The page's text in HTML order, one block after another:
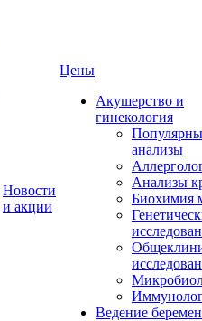
Новости
и акции
Цены
Акушерство и
гинекология
анализы
Анализы
Биохимия
Ведение